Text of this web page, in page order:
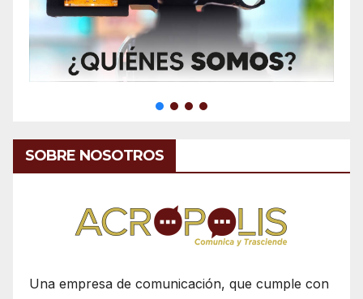
SOBRE NOSOTROS
Una empresa de comunicación, que cumple con